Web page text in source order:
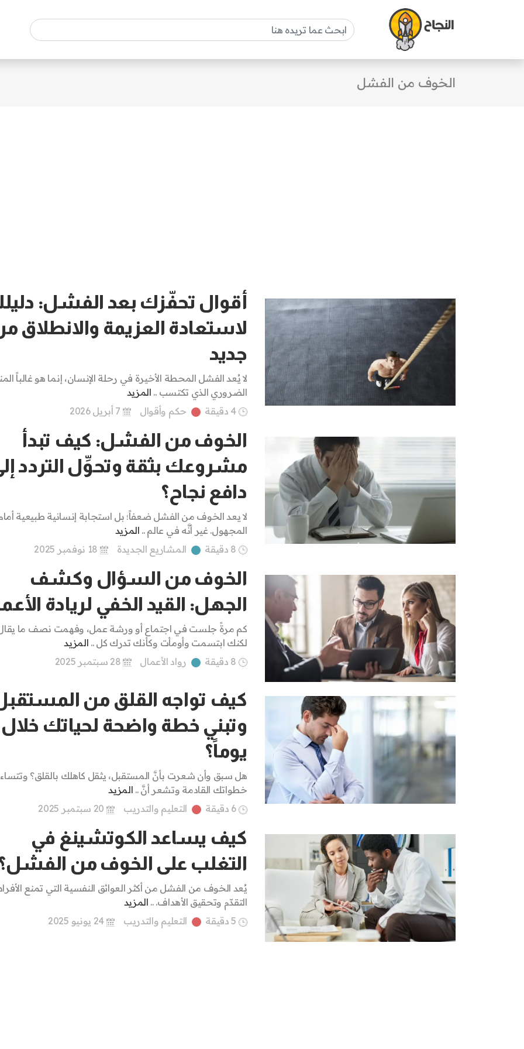
الخوف من الفشل
أقوال تحفّزك بعد الفشل:
لاستعادة العزيمة والانطلاق
جديد
لا يُعد الفشل المحطة الأخيرة في رحلة الإنسان، إنما هو غالباً
الضروري الذي تكتسب .. المزيد
4 دقيقة
حكم وأقوال
الخوف من الفشل: كيف تبدأ
مشروعك بثقة وتحوِّل التردد
دافع نجاح؟
لا يعد الخوف من الفشل ضعفاً؛ بل استجابة إنسانية طبيعية
المجهول. غير أنَّه في عالم .. المزيد
8 دقيقة
المشاريع الجديدة
الخوف من السؤال وكشف
الجهل: القيد الخفي لريادة
كم مرةً جلست في اجتماع أو ورشة عمل، وفهمت نصف ما
لكنك ابتسمت وأومأت وكأنك تدرك كل .. المزيد
8 دقيقة
رواد الأعمال 28 سبتمبر 2025
كيف تواجه القلق من
يوماً؟
هل سبق وأن شعرت بأنَّ المستقبل، يثقل كاهلك بالقلق؟
خطواتك القادمة وتشعر أنَّ .. المزيد
6 دقيقة
التعليم والتدريب
كيف يساعد الكوتشينغ في
التغلب على الخوف من
يُعد الخوف من الفشل من أكثر العوائق النفسية التي تمنع
التقدّم وتحقيق الأهداف. .. المزيد
5 دقيقة
التعليم والتدريب 24 يونيو 2025